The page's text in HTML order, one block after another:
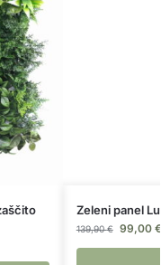
Zeleni panel
139,90€ 99,00 €